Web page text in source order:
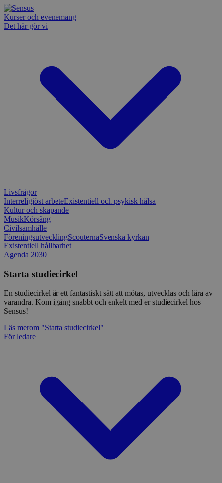
Kurser och evenemang
Det här gör vi
Livsfrågor
Interreligiöst arbeteExistentiell och psykisk hälsa
Kultur och skapande
MusikKörsång
Civilsamhälle
FöreningsutvecklingScouternaSvenska kyrkan
Existentiell hållbarhet
Agenda 2030
Starta studiecirkel
En studiecirkel är ett fantastiskt sätt att mötas, utvecklas och lära av
varandra. Kom igång snabbt och enkelt med er studiecirkel hos
Sensus!
Läs merom "Starta studiecirkel"
För ledare